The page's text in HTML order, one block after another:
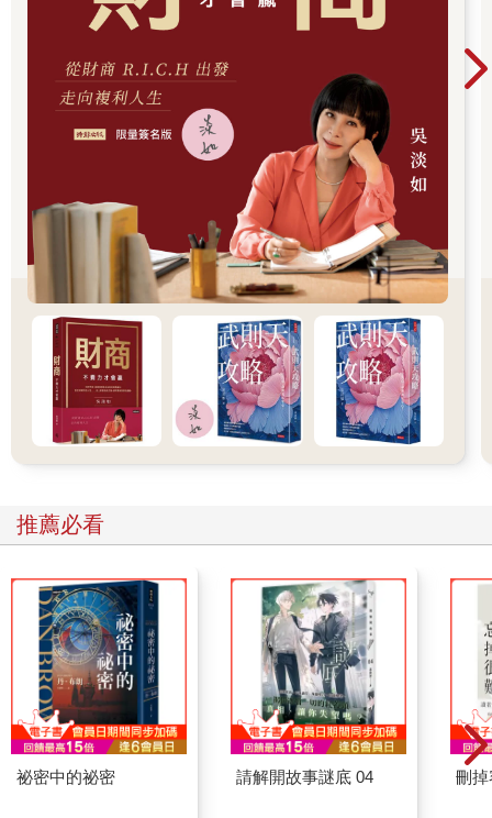
於執著，因此採取欺騙、背叛甚至犯罪手段的關係吧！
但這個世界上仍有非常多因為對金錢瘋狂，而採取正當手段
獲得正面回饋的事，我就是瘋狂節省、瘋狂存錢、瘋狂努力後獲
得財富自由。隨意節省、隨意存錢、隨意努力是無法實現財富自
由的，好比明知道不用功讀書無法考上首爾大學；不認真踢球無
法加入英格蘭足球超級聯賽，還是有很多人誤以為隨隨便便就能
獲得財富自由成為有錢人。若真的想實現這樣的夢想，當機會來
臨及時間允許時就必須閱讀與金錢相關的書籍、上相關課程，以
及研究賺錢的方法。
說到底，就是必須付出「瘋狂」般的努力才行。
在讀完本書後，有些讀者大概會有這樣的想法：「這人眼中
只有錢嗎？對金錢實在是太瘋狂了！」
對，我曾經瘋狂執著於金錢，但正因為那段時期我總是把金
錢擺在第一，現在才能過上不需要擔心錢的舒適生活。我不再為
錢而工作，因為錢必須與他人疏遠，生活會為錢而痛苦，我反而
因為錢而不需要工作，因為金錢認識了一些好人，因為金錢得以
享受幸福生活。而且現在我所有的時間都變成金錢，幫助我可以
錢，說不定48歲的我還得過著飽受加班折磨的痛苦日子。因此，
閱讀本書的您，要趁年輕時及早學習金錢方面的知識，在前面已
經談過有錢人都很了解金錢，資產都會隨著時間而增加，這就是
有錢人年輕時致富的理由。只要牢記此一概念，往後妥善予以運
用的話，相信在不久的將來您也能成為有錢人。
這本書講述了我對金錢瘋狂的思維與哲學，以及我憑藉這樣
的思維與哲學獲得財富自由的過程。
第1章中會談論有錢人能及早致富的方法，有錢人很早就明白
金錢在幸福生活中扮演的角色，並且竭盡所能成為「黏錢人」，
推薦必看
祕密中的祕密 請解開故事謎底 04 刪